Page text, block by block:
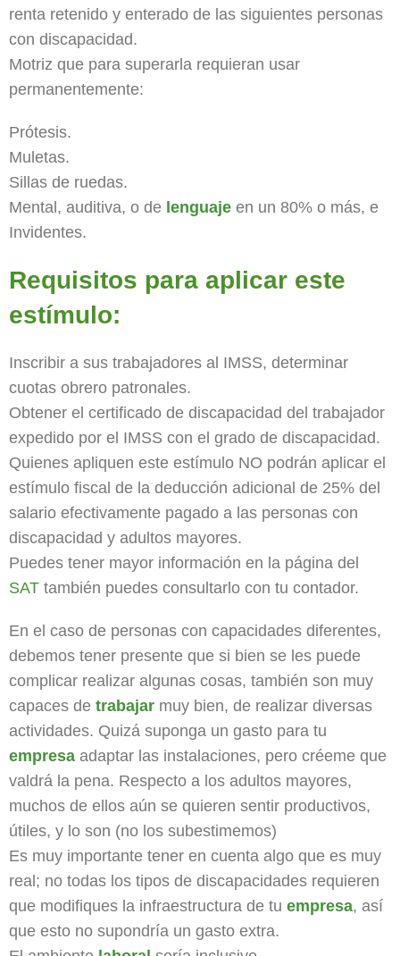
renta retenido y enterado de las siguientes personas
con discapacidad.
Motriz que para superarla requieran usar
permanentemente:
Prótesis.
Muletas.
Sillas de ruedas.
Mental, auditiva, o de lenguaje en un 80% o más, e
Invidentes.
Requisitos para aplicar este
estímulo:
Inscribir a sus trabajadores al IMSS, determinar
cuotas obrero patronales.
Obtener el certificado de discapacidad del trabajador
expedido por el IMSS con el grado de discapacidad.
Quienes apliquen este estímulo NO podrán aplicar el
estímulo fiscal de la deducción adicional de 25% del
salario efectivamente pagado a las personas con
discapacidad y adultos mayores.
Puedes tener mayor información en la página del
SAT también puedes consultarlo con tu contador.
En el caso de personas con capacidades diferentes,
debemos tener presente que si bien se les puede
complicar realizar algunas cosas, también son muy
capaces de trabajar muy bien, de realizar diversas
actividades. Quizá suponga un gasto para tu
empresa adaptar las instalaciones, pero créeme que
valdrá la pena. Respecto a los adultos mayores,
muchos de ellos aún se quieren sentir productivos,
útiles, y lo son (no los subestimemos)
Es muy importante tener en cuenta algo que es muy
real; no todas los tipos de discapacidades requieren
que modifiques la infraestructura de tu empresa, así
que esto no supondría un gasto extra.